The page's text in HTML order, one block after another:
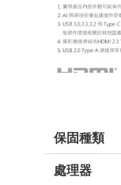
保固種類
處理器